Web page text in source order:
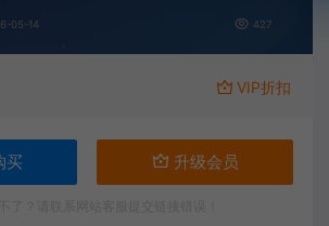
05-14 427
VIP折扣
买 升级会员